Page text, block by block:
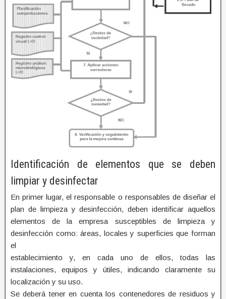
Identificación de elementos que se deben
limpiar y desinfectar
En primer lugar, el responsable o responsables de diseñar el
plan de limpieza y desinfección, deben identificar aquellos
elementos de la empresa susceptibles de limpieza y
desinfección como: áreas, locales y superficies que forman
el
establecimiento y, en cada uno de ellos, todas las
instalaciones, equipos y útiles, indicando claramente su
localización y su uso.
Se deberá tener en cuenta los contenedores de residuos y